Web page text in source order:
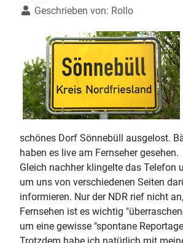
Geschrieben von: Rollo
schönes Dorf Sönnebüll ausgelost.
haben es live am Fernseher gesehen.
Gleich nachher klingelte das Telefon
um uns von verschiedenen Seiten
informieren. Nur der NDR rief nicht
Fernsehen ist es wichtig
um eine gewisse "spontane
Trotzdem habe ich natürlich mit